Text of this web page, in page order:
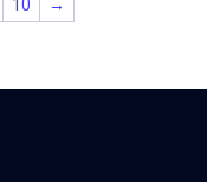
10 →